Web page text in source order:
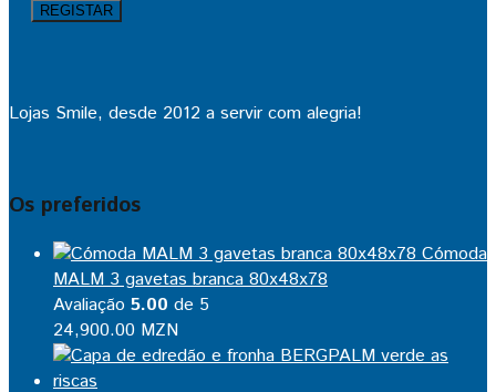
Lojas Smile, desde 2012 a servir com alegria!
Os preferidos
Cómoda
MALM 3 gavetas branca 80x48x78
Avaliação 5.00 de 5
24,900.00 MZN